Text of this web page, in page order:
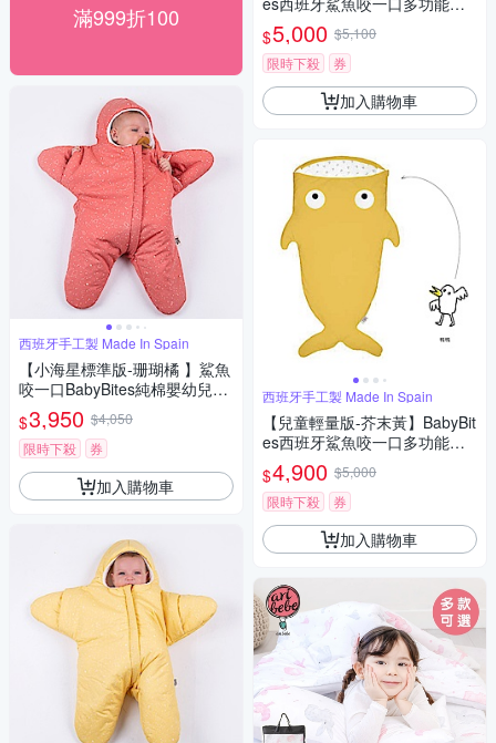
滿999折100
西班牙手工製 Made In Spain
【小海星標準版-珊瑚橘 】鯊魚
咬一口BabyBites純棉嬰幼兒睡
袋
$3,950 $4,050
限時下殺
券
加入購物車
袋
$5,000 $5,100
限時下殺
券
加入購物車
西班牙手工製 Made In Spain
【兒童輕量版-芥末黃】BabyBit
es西班牙鯊魚咬一口多功能睡
$4,900 $5,000
限時下殺
券
加入購物車